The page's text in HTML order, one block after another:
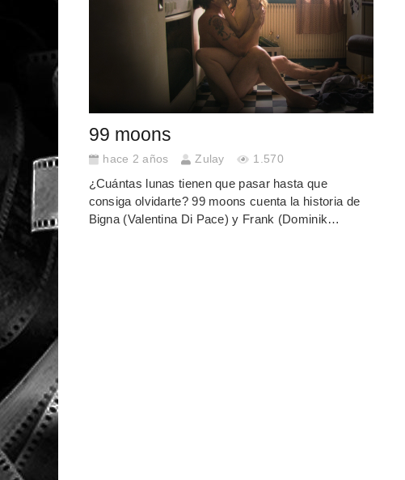
99 moons
hace 2 años Zulay 1.570
¿Cuántas lunas tienen que pasar hasta que
consiga olvidarte? 99 moons cuenta la historia de
Bigna (Valentina Di Pace) y Frank (Dominik…